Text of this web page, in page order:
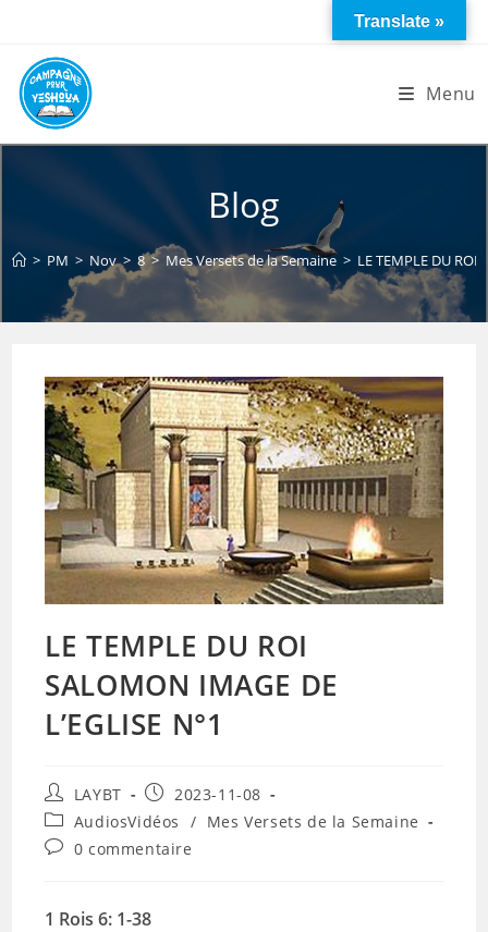
content
Menu
Blog
> PM > Nov > 8 > Mes Versets de la Semaine > LE TEMPLE DU ROI
LE TEMPLE DU ROI
SALOMON IMAGE DE
L’EGLISE N°1
Auteur/autrice
de
la
publication :
LAYBT
Publication
publiée :
2023-11-08
Post
category:
AudiosVidéos / Mes Versets de la Semaine
Commentaires
publication :
0 commentaire
1 Rois 6: 1-38
Translate »